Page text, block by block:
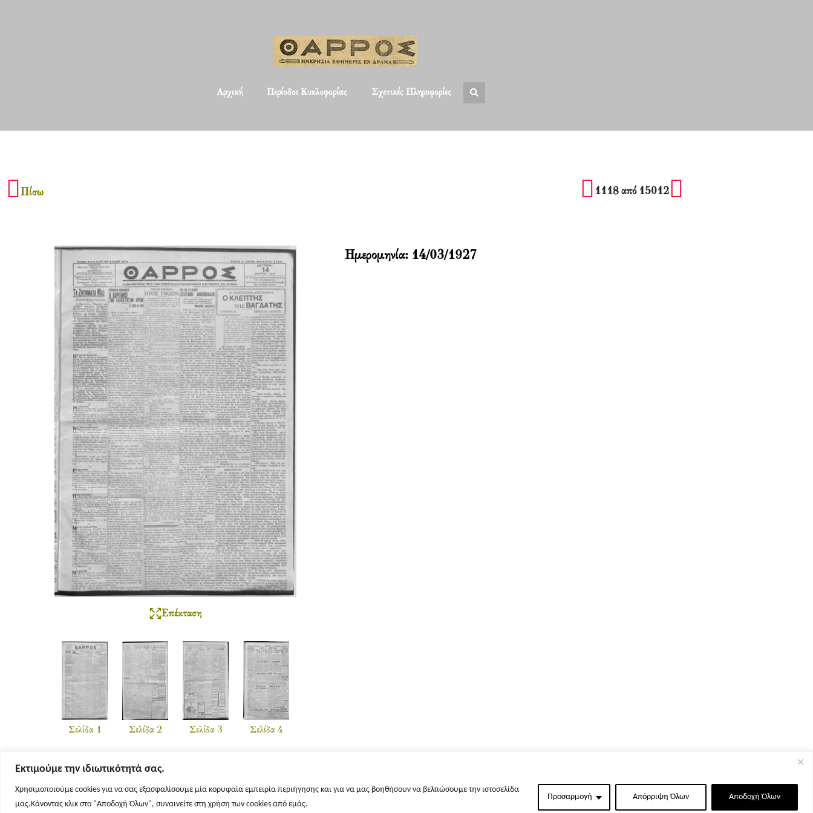
Εκτιμούμε την ιδιωτικότητά σας.
Χρησιμοποιούμε cookies για να σας εξασφαλίσουμε μία κορυφαία εμπειρία περιήγησης και για να μας βοηθήσουν να βελτιώσουμε την ιστοσελίδα
μας.Κάνοντας κλικ στο "Αποδοχή Όλων", συναινείτε στη χρήση των cookies από εμάς.
Προσαρμογή Απόρριψη Όλων Αποδοχή Όλων
Αρχική Περίοδοι Κυκλοφορίας Σχετικές Πληροφορίες
Πίσω 1118 από 15012
Επέκταση
Σελίδα 1 Σελίδα 2 Σελίδα 3 Σελίδα 4
Ημερομηνία: 14/03/1927